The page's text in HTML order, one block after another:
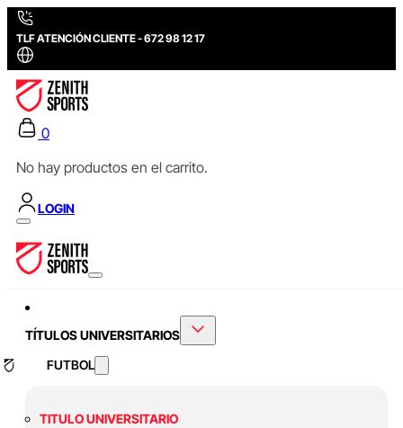
TLF ATENCIÓN CLIENTE - 672 98 12 17
0
No hay productos en el carrito.
LOGIN
TÍTULOS UNIVERSITARIOS
FUTBOL
TITULO UNIVERSITARIO